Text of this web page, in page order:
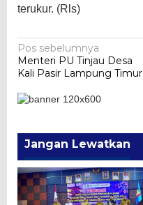
terukur. (Rls)
Navigasi
pos
Pos sebelumnya
Menteri PU Tinjau Desa
Kali Pasir Lampung Timur
Jangan Lewatkan